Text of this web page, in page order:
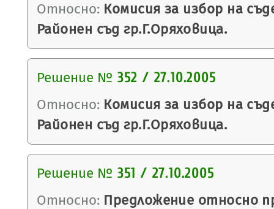
Относно: Комисия за избор на
Районен съд гр.Г.Оряховица.
Решение № 352 / 27.10.2005
Относно: Комисия за избор на
Районен съд гр.Г.Оряховица.
Решение № 351 / 27.10.2005
Относно: Предложение относно